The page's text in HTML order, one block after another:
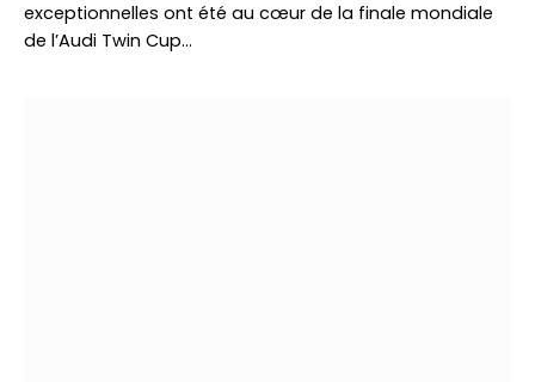
exceptionnelles ont été au cœur de la finale mondiale
de l’Audi Twin Cup…